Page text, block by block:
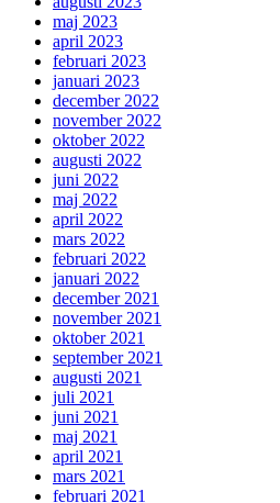
maj 2023
april 2023
februari 2023
januari 2023
december 2022
november 2022
oktober 2022
augusti 2022
juni 2022
maj 2022
april 2022
mars 2022
februari 2022
januari 2022
december 2021
november 2021
oktober 2021
september 2021
augusti 2021
juli 2021
juni 2021
maj 2021
april 2021
mars 2021
februari 2021